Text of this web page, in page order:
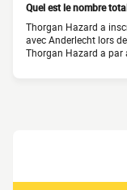
Quel est le nombre
Thorgan Hazard a
avec Anderlecht lors
Thorgan Hazard a par